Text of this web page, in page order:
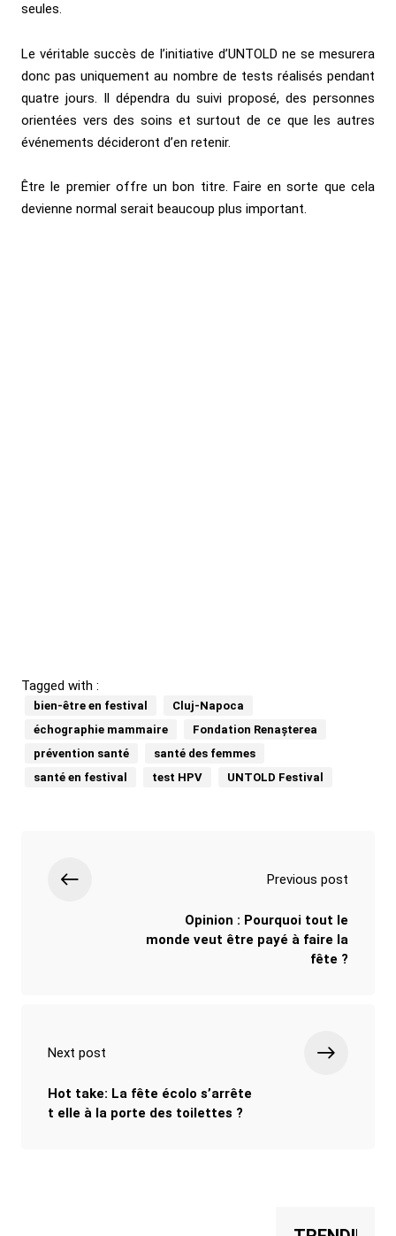
seules.
Le véritable succès de l’initiative d’UNTOLD ne se mesurera
donc pas uniquement au nombre de tests réalisés pendant
quatre jours. Il dépendra du suivi proposé, des personnes
orientées vers des soins et surtout de ce que les autres
événements décideront d’en retenir.
Être le premier offre un bon titre. Faire en sorte que cela
devienne normal serait beaucoup plus important.
Tagged with :
bien-être en festival
Cluj-Napoca
échographie mammaire
Fondation Renașterea
prévention santé
santé des femmes
santé en festival
test HPV UNTOLD Festival
Previous post
Opinion : Pourquoi tout le
monde veut être payé à faire la
fête ?
Next post
Hot take: La fête écolo s’arrête
t elle à la porte des toilettes ?